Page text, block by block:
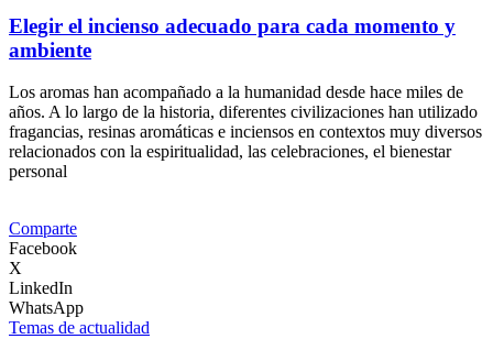
Elegir el incienso adecuado para cada momento y
ambiente
Los aromas han acompañado a la humanidad desde hace miles de
años. A lo largo de la historia, diferentes civilizaciones han utilizado
fragancias, resinas aromáticas e inciensos en contextos muy diversos
relacionados con la espiritualidad, las celebraciones, el bienestar
personal
Comparte
Facebook
X
LinkedIn
WhatsApp
Temas de actualidad